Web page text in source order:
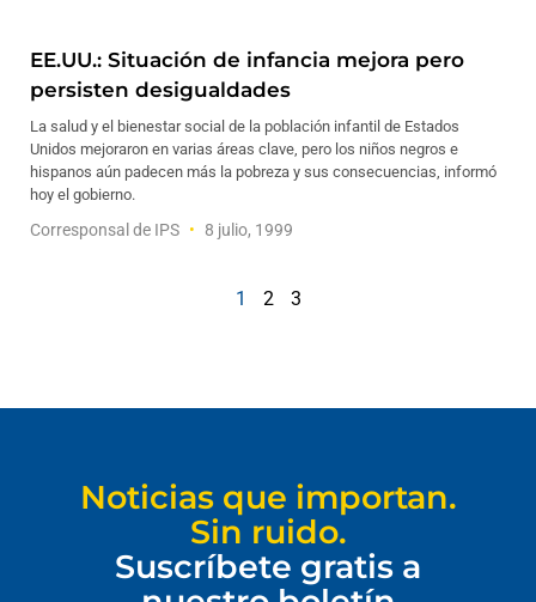
EE.UU.: Situación de infancia mejora pero
persisten desigualdades
La salud y el bienestar social de la población infantil de Estados
Unidos mejoraron en varias áreas clave, pero los niños negros e
hispanos aún padecen más la pobreza y sus consecuencias, informó
hoy el gobierno.
Corresponsal de IPS 8 julio, 1999
1 2 3
Noticias que importan.
Sin ruido.
Suscríbete gratis a